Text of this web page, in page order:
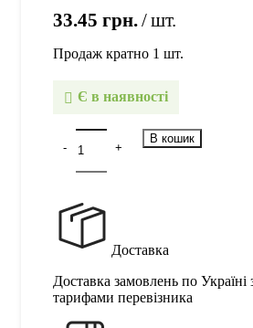
33.45 грн. шт.
Продаж кратно 1 шт.
Є в наявності
В кошик
Доставка
Доставка замовлень по
тарифами перевізника